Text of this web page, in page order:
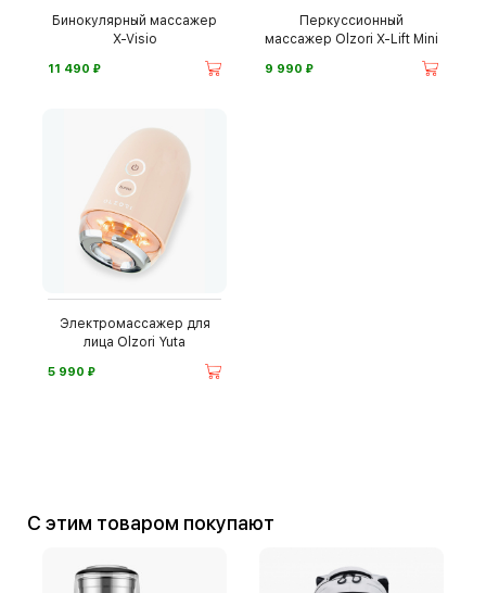
Бинокулярный массажер
X-Visio
11 490 ⃏
Перкуссионный
массажер Olzori X-Lift Mini
9 990 ⃏
Электромассажер для
лица Olzori Yuta
5 990 ⃏
С этим товаром покупают